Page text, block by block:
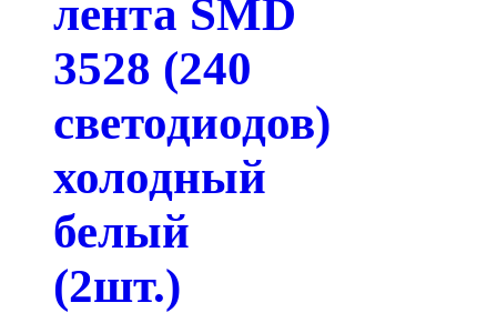
лента SMD
3528 (240
светодиодов)
холодный
белый
(2шт.)